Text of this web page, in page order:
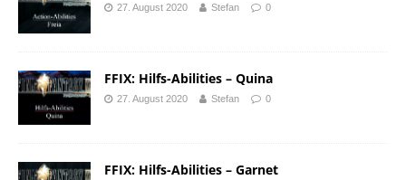
27. August 2020 Stefan 0
FFIX: Hilfs-Abilities – Quina
27. August 2020 Stefan 0
FFIX: Hilfs-Abilities – Garnet